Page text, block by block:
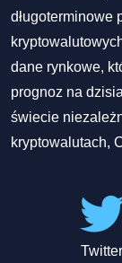
długoterminowe
dane rynkowe,
prognoz na
świecie
kryptowalutach,
Twitter